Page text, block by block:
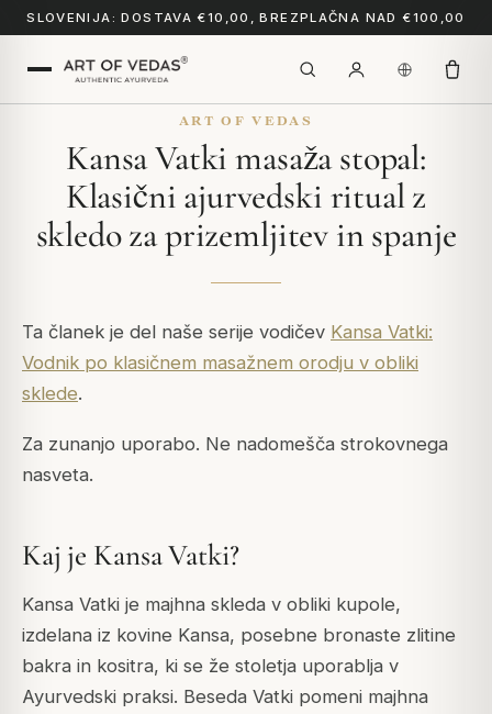
SLOVENIJA: DOSTAVA €10,00, BREZPLAČNA NAD €100,00
ART OF VEDAS
Kansa Vatki masaža stopal:
Klasični ajurvedski ritual z
skledo za prizemljitev in spanje
Ta članek je del naše serije vodičev Kansa Vatki:
Vodnik po klasičnem masažnem orodju v obliki
sklede.
Za zunanjo uporabo. Ne nadomešča strokovnega
nasveta.
Kaj je Kansa Vatki?
Kansa Vatki je majhna skleda v obliki kupole,
izdelana iz kovine Kansa, posebne bronaste zlitine
bakra in kositra, ki se že stoletja uporablja v
Ayurvedski praksi. Beseda Vatki pomeni majhna